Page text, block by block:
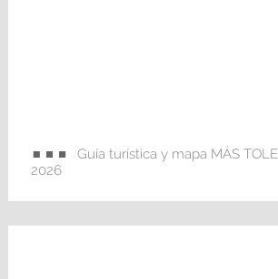
Guía turística y mapa MÁS
2026